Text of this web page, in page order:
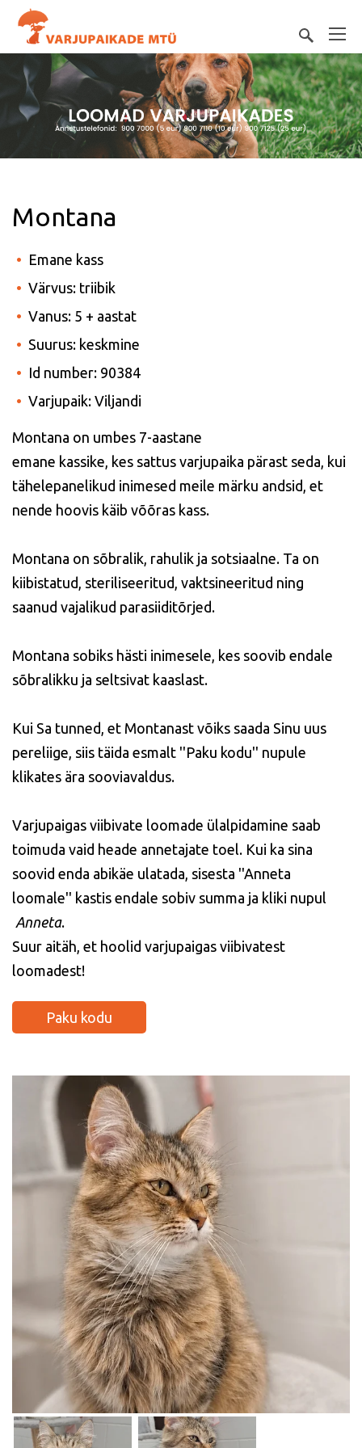
Montana
Emane kass
Värvus: triibik
Vanus: 5 + aastat
Suurus: keskmine
Id number: 90384
Varjupaik: Viljandi
Montana on umbes 7-aastane
emane kassike, kes sattus varjupaika pärast seda, kui
tähelepanelikud inimesed meile märku andsid, et
nende hoovis käib võõras kass.
Montana on sõbralik, rahulik ja sotsiaalne. Ta on
kiibistatud, steriliseeritud, vaktsineeritud ning
saanud vajalikud parasiiditõrjed.
Montana sobiks hästi inimesele, kes soovib endale
sõbralikku ja seltsivat kaaslast.
Kui Sa tunned, et Montanast võiks saada Sinu uus
pereliige, siis täida esmalt ''Paku kodu'' nupule
klikates ära sooviavaldus.
Varjupaigas viibivate loomade ülalpidamine saab
toimuda vaid heade annetajate toel. Kui ka sina
soovid enda abikäe ulatada, sisesta ''Anneta
loomale'' kastis endale sobiv summa ja kliki nupul
Anneta.
Suur aitäh, et hoolid varjupaigas viibivatest
loomadest!
Paku kodu